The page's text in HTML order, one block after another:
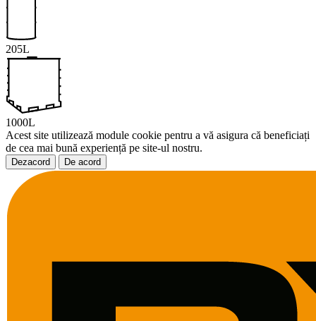
205L
1000L
Acest site utilizează module cookie pentru a vă asigura că beneficiați
de cea mai bună experiență pe site-ul nostru.
Dezacord De acord